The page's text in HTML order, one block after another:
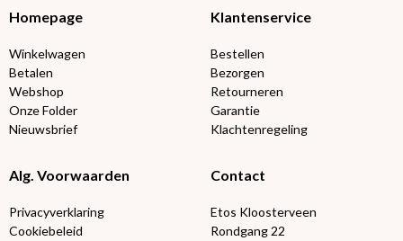
Homepage
Winkelwagen
Betalen
Webshop
Onze Folder
Nieuwsbrief
Klantenservice
Bestellen
Bezorgen
Retourneren
Garantie
Klachtenregeling
Alg. Voorwaarden
Privacyverklaring
Cookiebeleid
Contact
Etos Kloosterveen
Rondgang 22